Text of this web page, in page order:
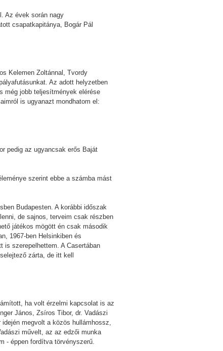
Az évek során nagy
csapatkapitánya, Bogár Pál
Kelemen Zoltánnal, Tvordy
Az adott helyzetben
még jobb teljesítmények elérése
is ugyanazt mondhatom el:
pedig az ugyancsak erős Baját
szerint ebbe a számba mást
Budapesten. A korábbi időszak
de sajnos, terveim csak részben
játékos mögött én csak második
1967-ben Helsinkiben és
is szerepelhettem. A Casertában
zárta, de itt kell
ha volt érzelmi kapcsolat is az
János, Zsíros Tibor, dr. Vadászi
megvolt a közös hullámhossz,
művelt, az az edzői munka
- éppen fordítva törvényszerű.